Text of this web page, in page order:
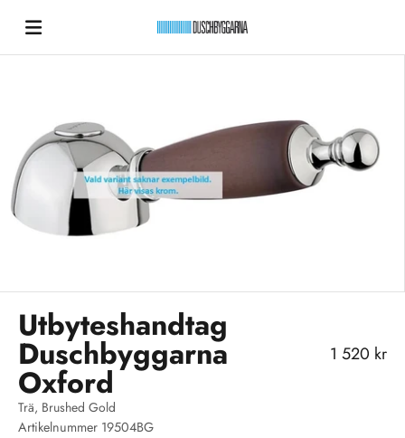
Duschbyggarna New
Utbyteshandtag
Duschbyggarna
Oxford
REA-pris
1 520 kr
Trä, Brushed Gold
Artikelnummer 19504BG